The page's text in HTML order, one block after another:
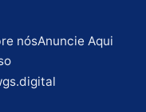
nósAnuncie Aqui